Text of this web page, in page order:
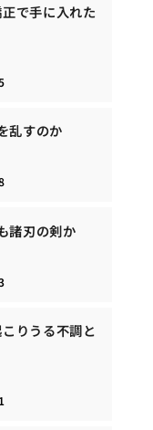
で手に入れた
乱すのか
諸刃の剣か
りうる不調と